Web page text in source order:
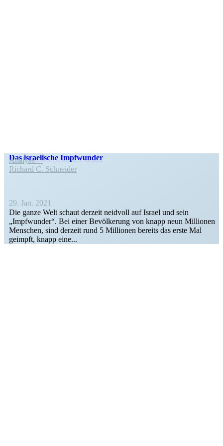
Das israe­lische Impfwunder
Analyse
Richard C. Schneider
29. Jan. 2021
Die ganze Welt schaut derzeit neidvoll auf Israel und sein
„Impfwunder“. Bei einer Bevöl­kerung von knapp neun Millionen
Menschen, sind derzeit rund 5 Millionen bereits das erste Mal
geimpft, knapp eine...